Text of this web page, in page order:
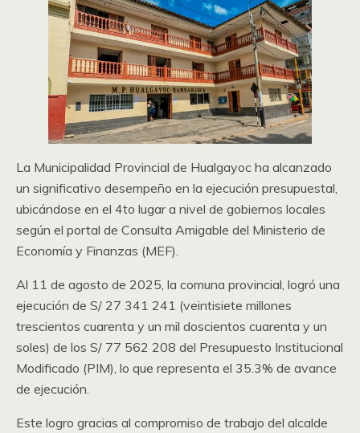
La Municipalidad Provincial de Hualgayoc ha alcanzado
un significativo desempeño en la ejecución presupuestal,
ubicándose en el 4to lugar a nivel de gobiernos locales
según el portal de Consulta Amigable del Ministerio de
Economía y Finanzas (MEF).
Al 11 de agosto de 2025, la comuna provincial, logró una
ejecución de S/ 27 341 241 (veintisiete millones
trescientos cuarenta y un mil doscientos cuarenta y un
soles) de los S/ 77 562 208 del Presupuesto Institucional
Modificado (PIM), lo que representa el 35.3% de avance
de ejecución.
Este logro gracias al compromiso de trabajo del alcalde